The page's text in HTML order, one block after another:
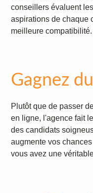
conseillers évaluent
aspirations de chaque
meilleure compatibilité.
Gagnez
Plutôt que de passer
en ligne, l'agence fait
des candidats
augmente vos
vous avez une